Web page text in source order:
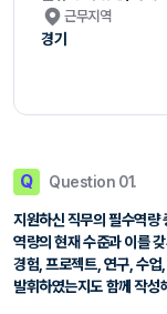
근무지역
경기
Q Question 01.
지원하신 직무의 필수역량
역량의 현재 수준과 이를
경험, 프로젝트, 연구, 수업
발휘하였는지도 함께 작성